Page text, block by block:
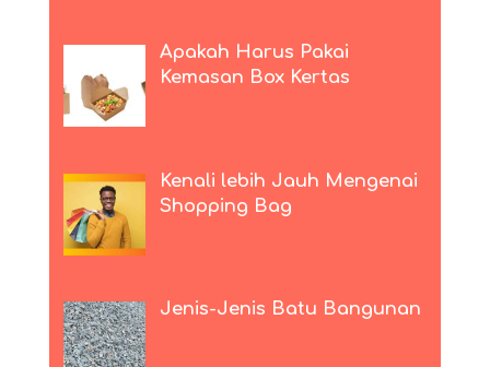
Apakah Harus Pakai
Kemasan Box Kertas
Kenali lebih Jauh Mengenai
Shopping Bag
Jenis-Jenis Batu Bangunan